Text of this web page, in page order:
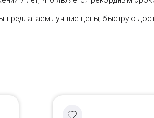
лучшие цены, быструю